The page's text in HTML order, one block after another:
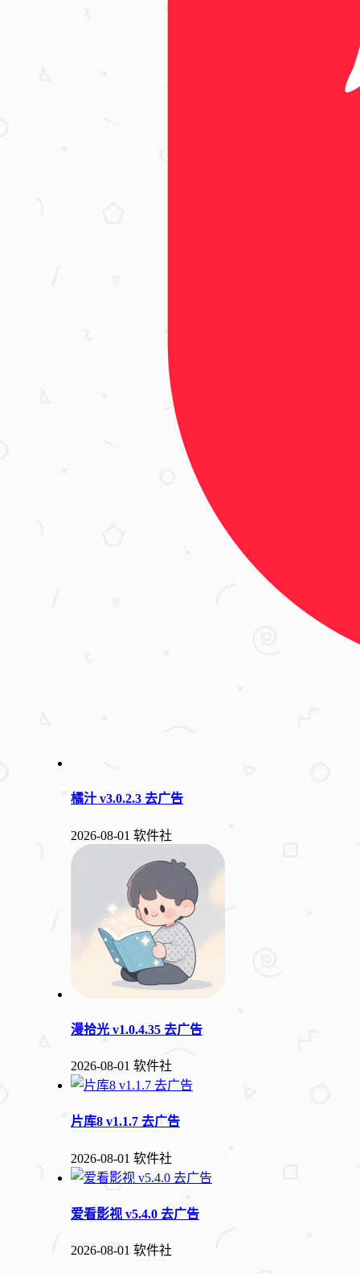
橘汁 v3.0.2.3 去广告
2026-08-01 软件社
漫拾光 v1.0.4.35 去广告
2026-08-01 软件社
片库8 v1.1.7 去广告
2026-08-01 软件社
爱看影视 v5.4.0 去广告
2026-08-01 软件社